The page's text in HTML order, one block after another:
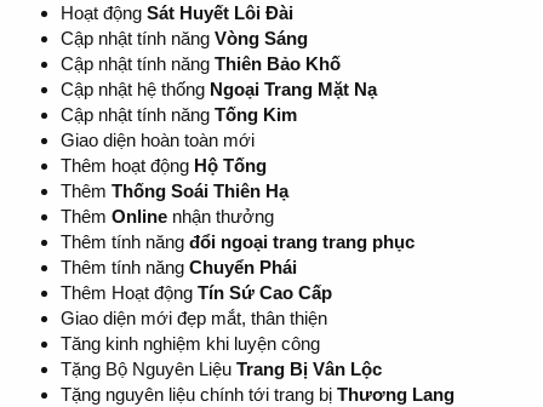
Hoạt động Sát Huyết Lôi Đài
Cập nhật tính năng Vòng Sáng
Cập nhật tính năng Thiên Bảo Khố
Cập nhật hệ thống Ngoại Trang Mặt Nạ
Cập nhật tính năng Tống Kim
Giao diện hoàn toàn mới
Thêm hoạt động Hộ Tống
Thêm Thống Soái Thiên Hạ
Thêm Online nhận thưởng
Thêm tính năng đổi ngoại trang trang phục
Thêm tính năng Chuyển Phái
Thêm Hoạt động Tín Sứ Cao Cấp
Giao diện mới đẹp mắt, thân thiện
Tăng kinh nghiệm khi luyện công
Tặng Bộ Nguyên Liệu Trang Bị Vân Lộc
Tặng nguyên liệu chính tới trang bị Thương Lang